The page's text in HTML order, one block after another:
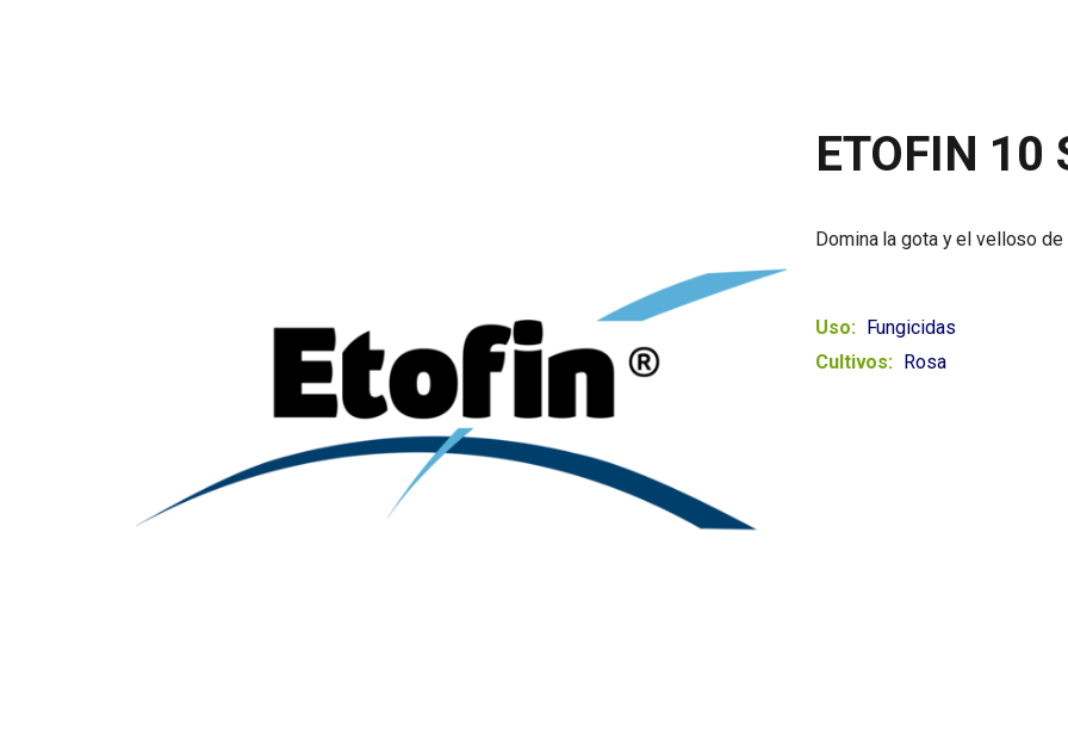
ETOFIN 10
Domina la gota y el velloso
Uso: Fungicidas
Cultivos: Rosa